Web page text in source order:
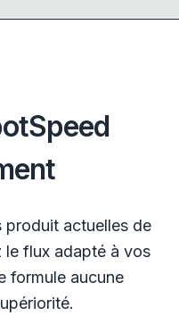
produit actuelles de
le flux adapté à vos
formule aucune